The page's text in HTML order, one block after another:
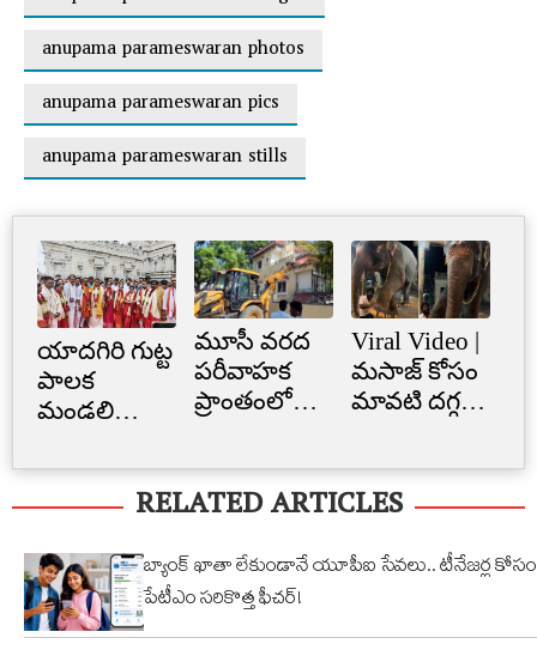
anupama parameswaran photos
anupama parameswaran pics
anupama parameswaran stills
యాదగిరి గుట్ట
పాలక
మండలి
స్వీకారం
మూసీ వరద
పరీవాహక
ప్రాంతంలో
నిర్మాణం..
నార్సింగిలో
స్కూల్‌
భవనం
కూల్చివేత
Viral Video |
మసాజ్ కోసం
మావటి దగ్గర
ఏనుగు..
క్యూట్
వీడియో
వైరల్!
RELATED ARTICLES
బ్యాంక్ ఖాతా లేకుండానే యూపీఐ సేవలు.. టీనేజర్ల కోసం
పేటీఎం సరికొత్త ఫీచర్!